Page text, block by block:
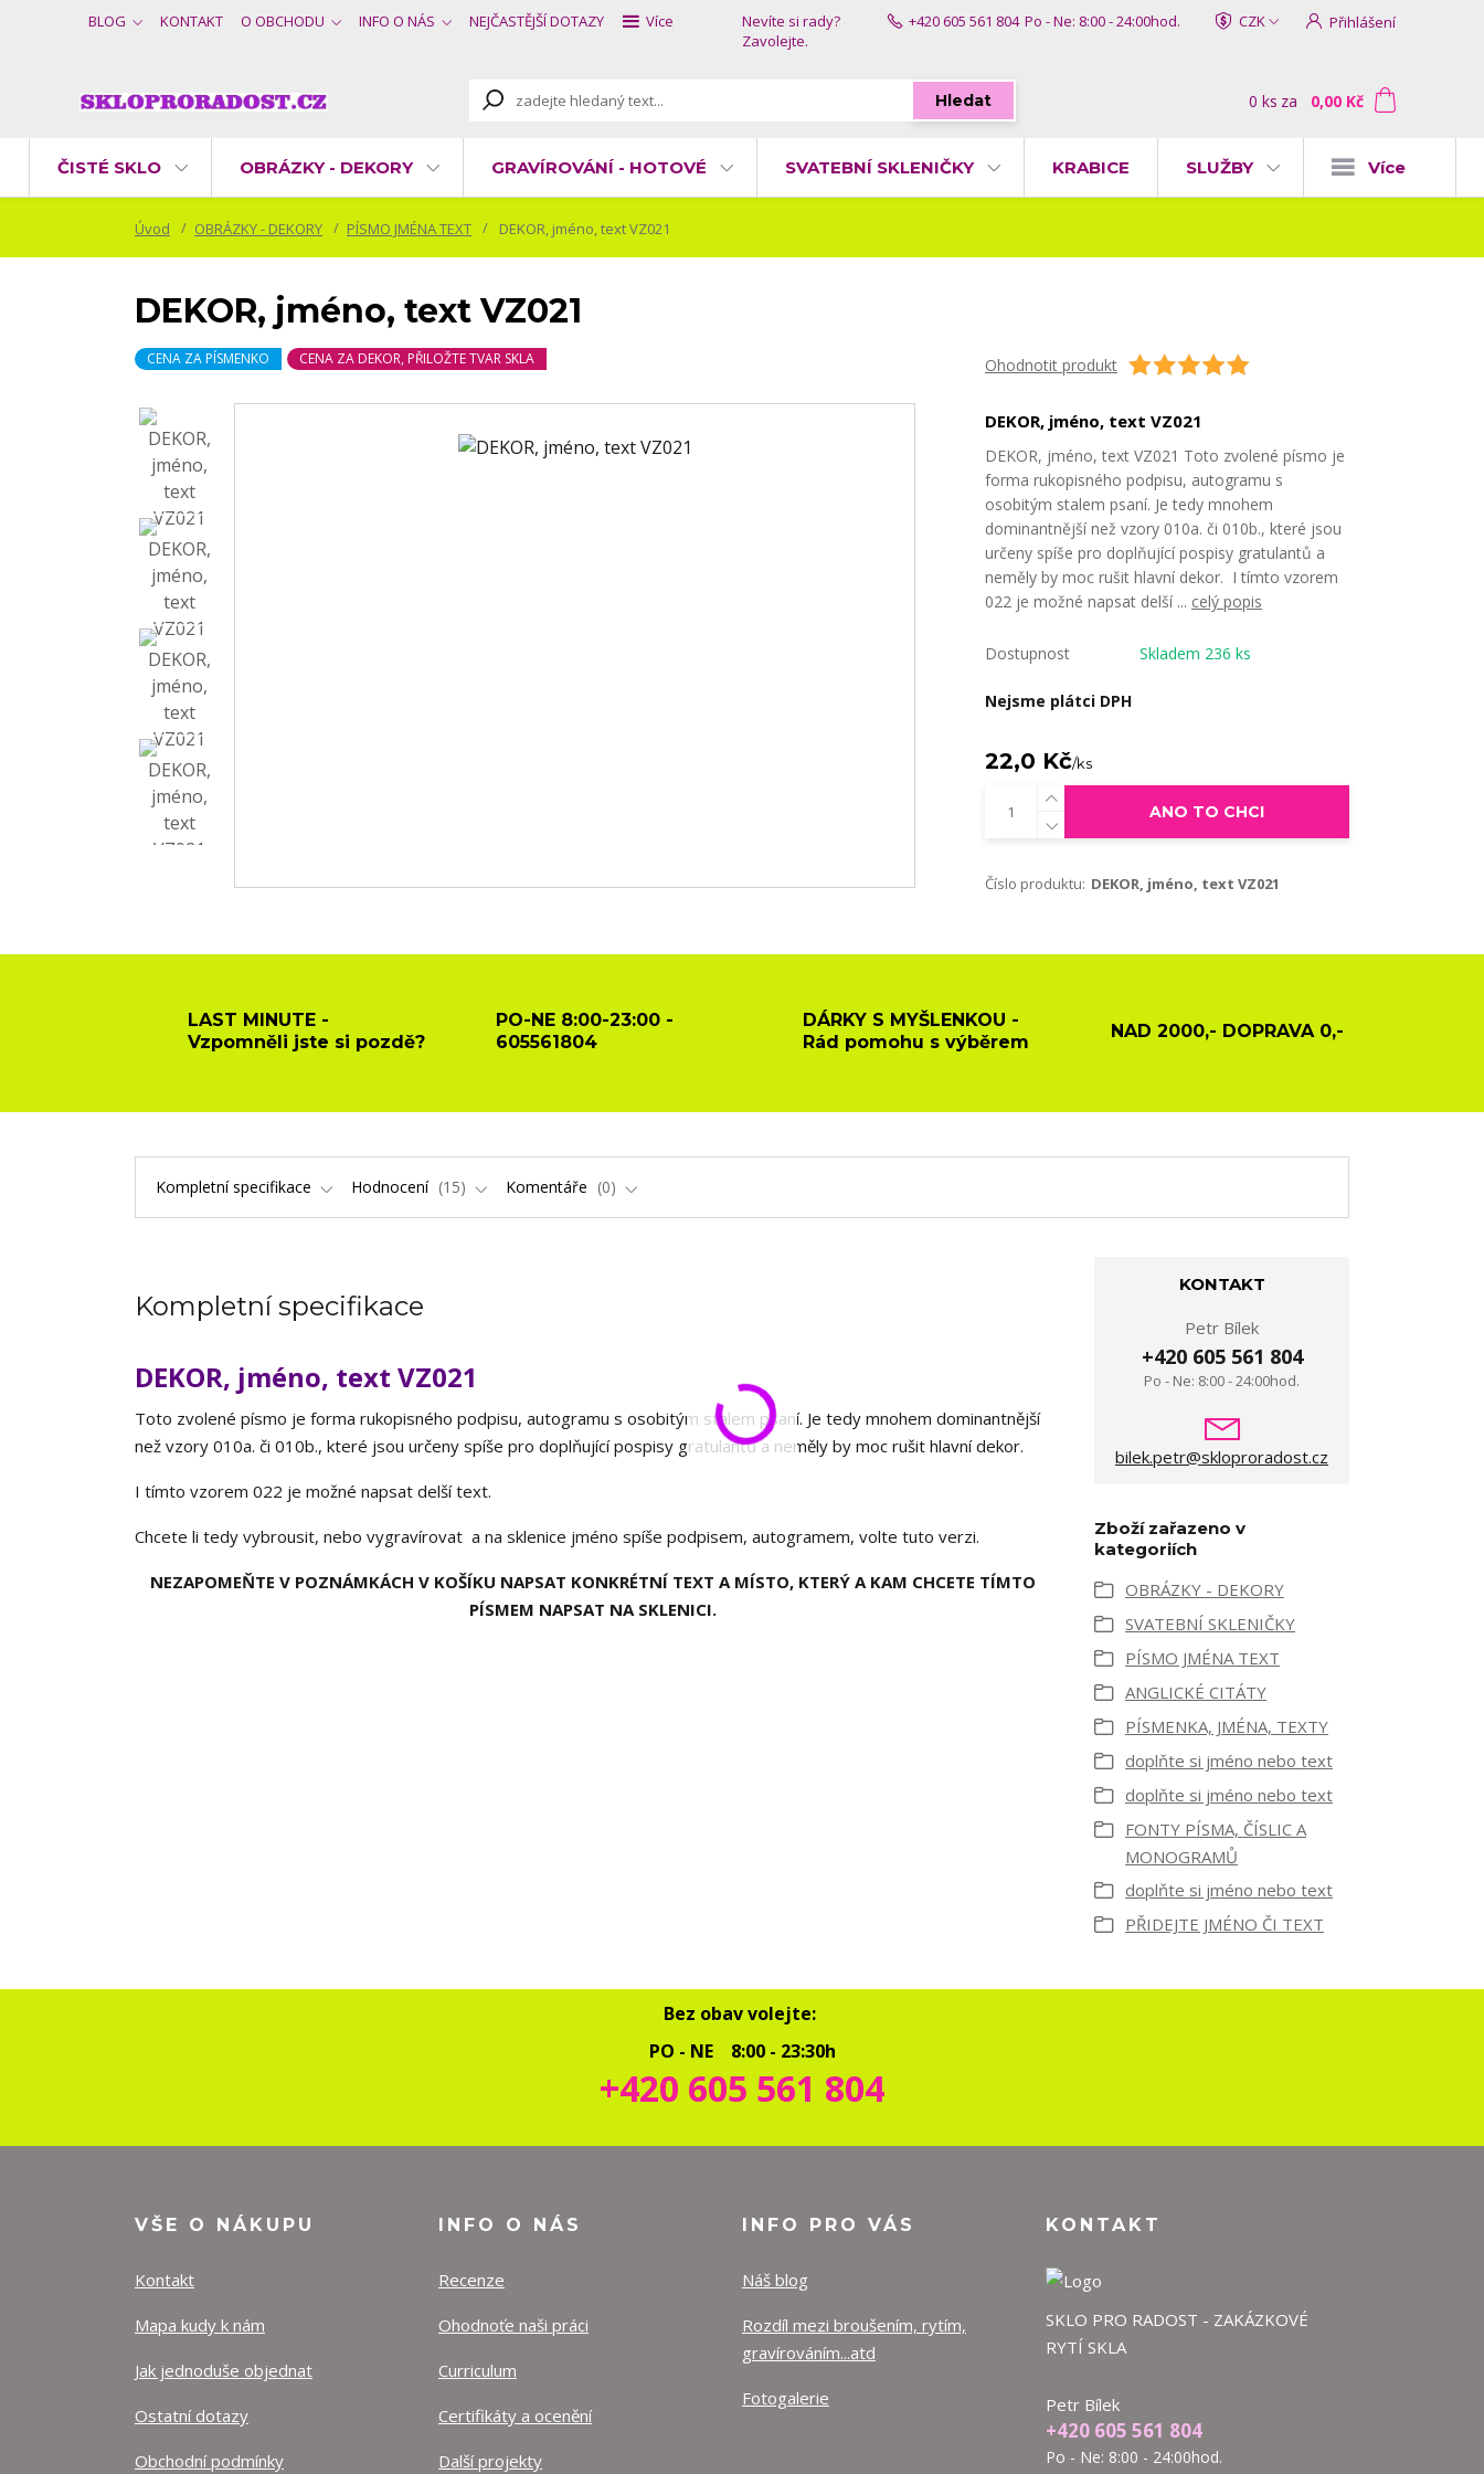
BLOG KONTAKT O OBCHODU INFO O NÁS NEJČASTĚJŠÍ DOTAZY Více CZK Přihlášení
Hledat
Nevíte si rady?
Zavolejte.
+420 605 561 804 Po - Ne: 8:00 - 24:00hod.
0 ks za 0,00 Kč
ČISTÉ SKLO OBRÁZKY - DEKORY GRAVÍROVÁNÍ - HOTOVÉ SVATEBNÍ SKLENIČKY KRABICE SLUŽBY Více
Úvod OBRÁZKY - DEKORY PÍSMO JMÉNA TEXT DEKOR, jméno, text VZ021
DEKOR, jméno, text VZ021
CENA ZA PÍSMENKO CENA ZA DEKOR, PŘILOŽTE TVAR SKLA Ohodnotit produkt
DEKOR, jméno, text VZ021
DEKOR, jméno, text VZ021 Toto zvolené písmo je
forma rukopisného podpisu, autogramu s
osobitým stalem psaní. Je tedy mnohem
dominantnější než vzory 010a. či 010b., které jsou
určeny spíše pro doplňující pospisy gratulantů a
neměly by moc rušit hlavní dekor. I tímto vzorem
022 je možné napsat delší ... celý popis
Dostupnost Skladem 236 ks
Nejsme plátci DPH
22,0 Kč/ks
ANO TO CHCI
Číslo produktu: DEKOR, jméno, text VZ021
LAST MINUTE -
Vzpomněli jste si pozdě?
PO-NE 8:00-23:00 -
605561804
DÁRKY S MYŠLENKOU -
Rád pomohu s výběrem
NAD 2000,- DOPRAVA 0,-
Kompletní specifikace Hodnocení 15 Komentáře 0
Kompletní specifikace
DEKOR, jméno, text VZ021
Toto zvolené písmo je forma rukopisného podpisu, autogramu s osobitým stalem psaní. Je tedy mnohem dominantnější
než vzory 010a. či 010b., které jsou určeny spíše pro doplňující pospisy gratulantů a neměly by moc rušit hlavní dekor.
I tímto vzorem 022 je možné napsat delší text.
Chcete li tedy vybrousit, nebo vygravírovat a na sklenice jméno spíše podpisem, autogramem, volte tuto verzi.
NEZAPOMEŇTE V POZNÁMKÁCH V KOŠÍKU NAPSAT KONKRÉTNÍ TEXT A MÍSTO, KTERÝ A KAM CHCETE TÍMTO
PÍSMEM NAPSAT NA SKLENICI.
KONTAKT
Petr Bílek
+420 605 561 804
Po - Ne: 8:00 - 24:00hod.
bilek.petr@skloproradost.cz
Zboží zařazeno v
kategoriích
OBRÁZKY - DEKORY
SVATEBNÍ SKLENIČKY
PÍSMO JMÉNA TEXT
ANGLICKÉ CITÁTY
PÍSMENKA, JMÉNA, TEXTY
doplňte si jméno nebo text
doplňte si jméno nebo text
FONTY PÍSMA, ČÍSLIC A
MONOGRAMŮ
doplňte si jméno nebo text
PŘIDEJTE JMÉNO ČI TEXT
Bez obav volejte:
PO - NE 8:00 - 23:30h
+420 605 561 804
VŠE O NÁKUPU
Kontakt
Mapa kudy k nám
Jak jednoduše objednat
Ostatní dotazy
Obchodní podmínky
INFO O NÁS
Recenze
Ohodnoťe naši práci
Curriculum
Certifikáty a ocenění
Další projekty
INFO PRO VÁS
Náš blog
Rozdíl mezi broušením, rytím,
gravírováním...atd
Fotogalerie
KONTAKT
SKLO PRO RADOST - ZAKÁZKOVÉ
RYTÍ SKLA
Petr Bílek
+420 605 561 804
Po - Ne: 8:00 - 24:00hod.